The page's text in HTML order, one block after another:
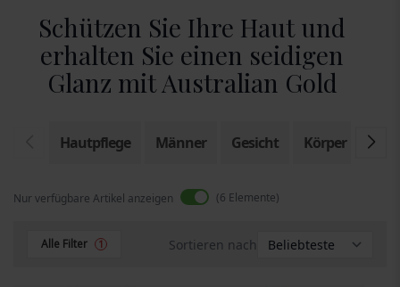
Schützen Sie Ihre Haut und
erhalten Sie einen seidigen
Glanz mit Australian Gold
Hautpflege Männer Gesicht Körper
Nur verfügbare Artikel anzeigen 6 Elemente
Alle Filter 1 Sortieren nach